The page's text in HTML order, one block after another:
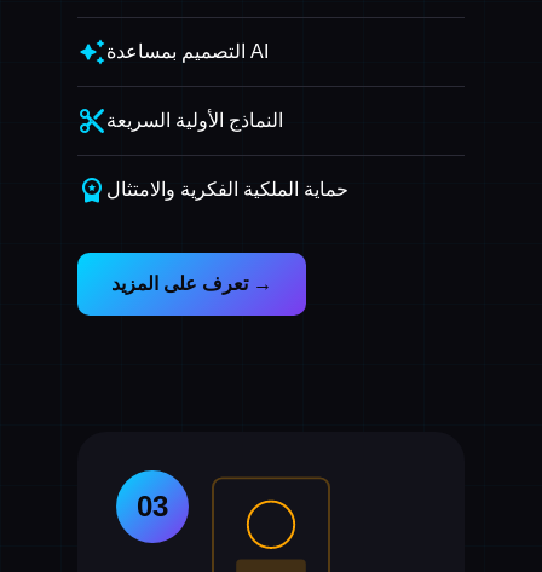
auto_awesome التصميم بمساعدة AI
content_cutالنماذج الأولية السريعة
workspace_premium حماية الملكية الفكرية والامتثال
تعرف على المزيد →
03